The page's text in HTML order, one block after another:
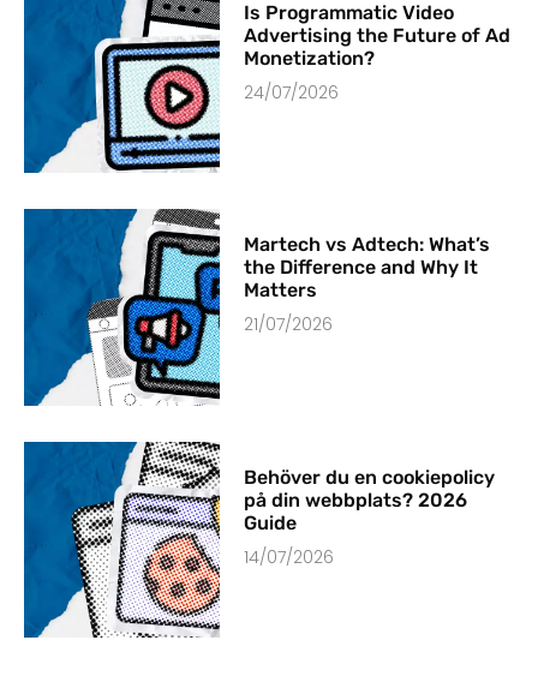
Is Programmatic Video
Advertising the Future of Ad
Monetization?
24/07/2026
Martech vs Adtech: What’s
the Difference and Why It
Matters
21/07/2026
Behöver du en cookiepolicy
på din webbplats? 2026
Guide
14/07/2026